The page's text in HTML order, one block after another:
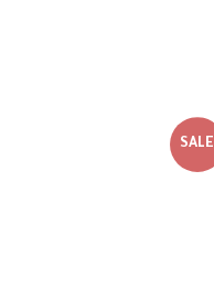
SALE